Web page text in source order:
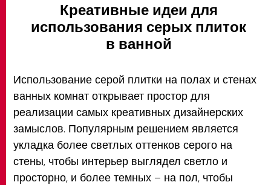
Креативные идеи для
использования серых плиток
в ванной
Использование серой плитки на полах и стенах
ванных комнат открывает простор для
реализации самых креативных дизайнерских
замыслов. Популярным решением является
укладка более светлых оттенков серого на
стены, чтобы интерьер выглядел светло и
просторно, и более темных – на пол, чтобы